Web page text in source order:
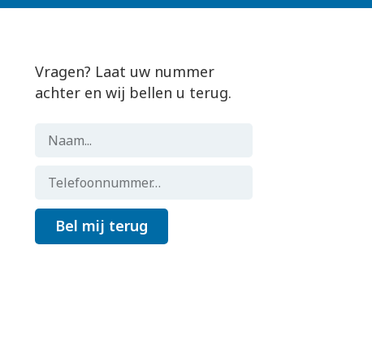
Vragen? Laat uw nummer
achter en wij bellen u terug.
Bel mij terug